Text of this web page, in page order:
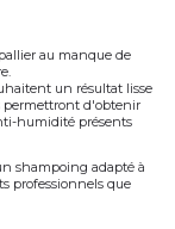
au manque de
un résultat lisse
permettront d'obtenir
humidité présents
shampoing adapté à
professionnels que